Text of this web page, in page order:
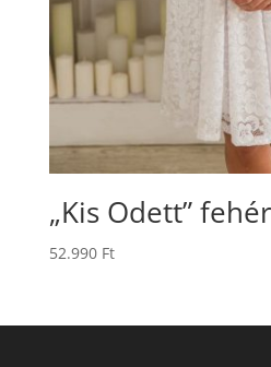
„Kis Odett”
52.990 Ft